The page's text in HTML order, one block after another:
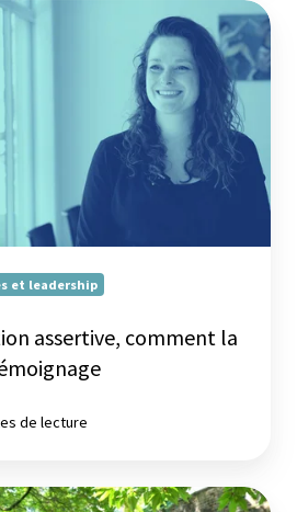
et leadership
assertive, comment la
de lecture